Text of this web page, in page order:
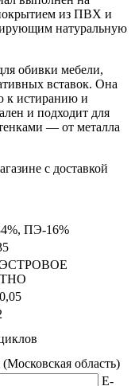
из ПВХ и
натуральную
обивки мебели,
вставок. Она
к истиранию и
и подходит для
— от металла
с доставкой
ПЭ-16%
(Московская область)
E-